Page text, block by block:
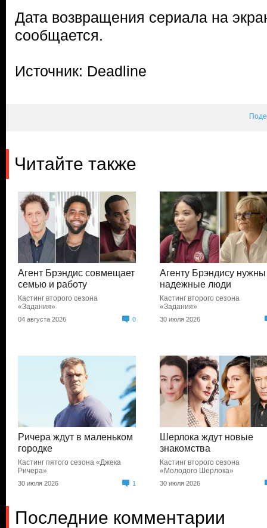
Дата возвращения сериала на
сообщается.
Источник: Deadline
Читайте также
Агент Брэндис совмещает
семью и работу
Кастинг второго сезона
«Задания»
04 августа 2026 0
Агенту Брэндису нужны
надежные люди
Кастинг второго сезона
«Задания»
30 июля 2026
Ричера ждут в маленьком
городке
Кастинг пятого сезона «Джека
Ричера»
30 июля 2026 1
Шерлока ждут новые
знакомства
Кастинг второго сезона
«Молодого Шерлока»
30 июля 2026
Последние комментарии